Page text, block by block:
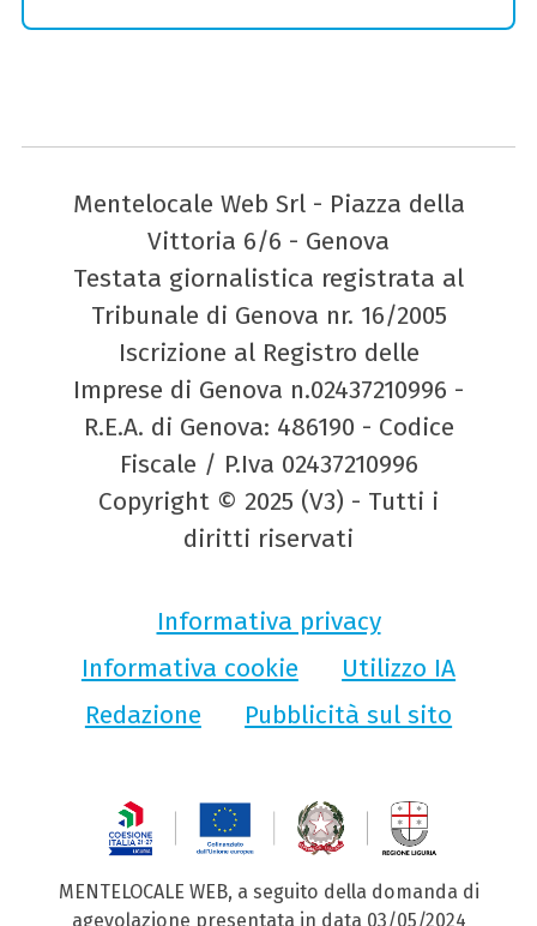
Mentelocale Web Srl - Piazza della
Vittoria 6/6 - Genova
Testata giornalistica registrata al
Tribunale di Genova nr. 16/2005
Iscrizione al Registro delle
Imprese di Genova n.02437210996 -
R.E.A. di Genova: 486190 - Codice
Fiscale / P.Iva 02437210996
Copyright © 2025 (V3) - Tutti i
diritti riservati
Informativa privacy
Informativa cookie
Utilizzo IA
Redazione
Pubblicità sul sito
MENTELOCALE WEB, a seguito della domanda di
agevolazione presentata in data 03/05/2024